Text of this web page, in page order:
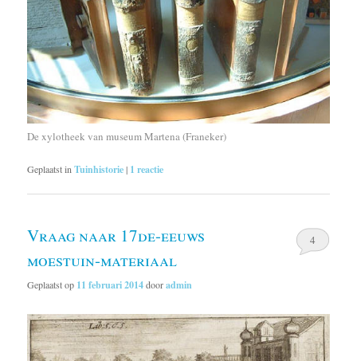
De xylotheek van museum Martena (Franeker)
Geplaatst in Tuinhistorie| 1 reactie
Vraag naar 17de-eeuws
moestuin-materiaal
Geplaatst op 11 februari 2014dooradmin
4